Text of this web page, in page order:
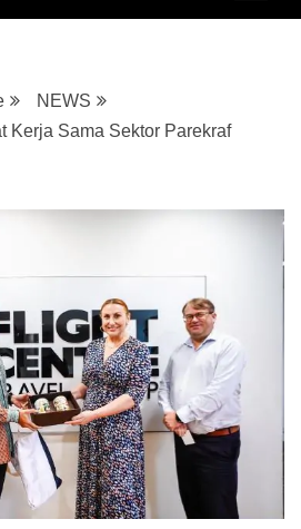
NEWS
Kerja Sama Sektor Parekraf